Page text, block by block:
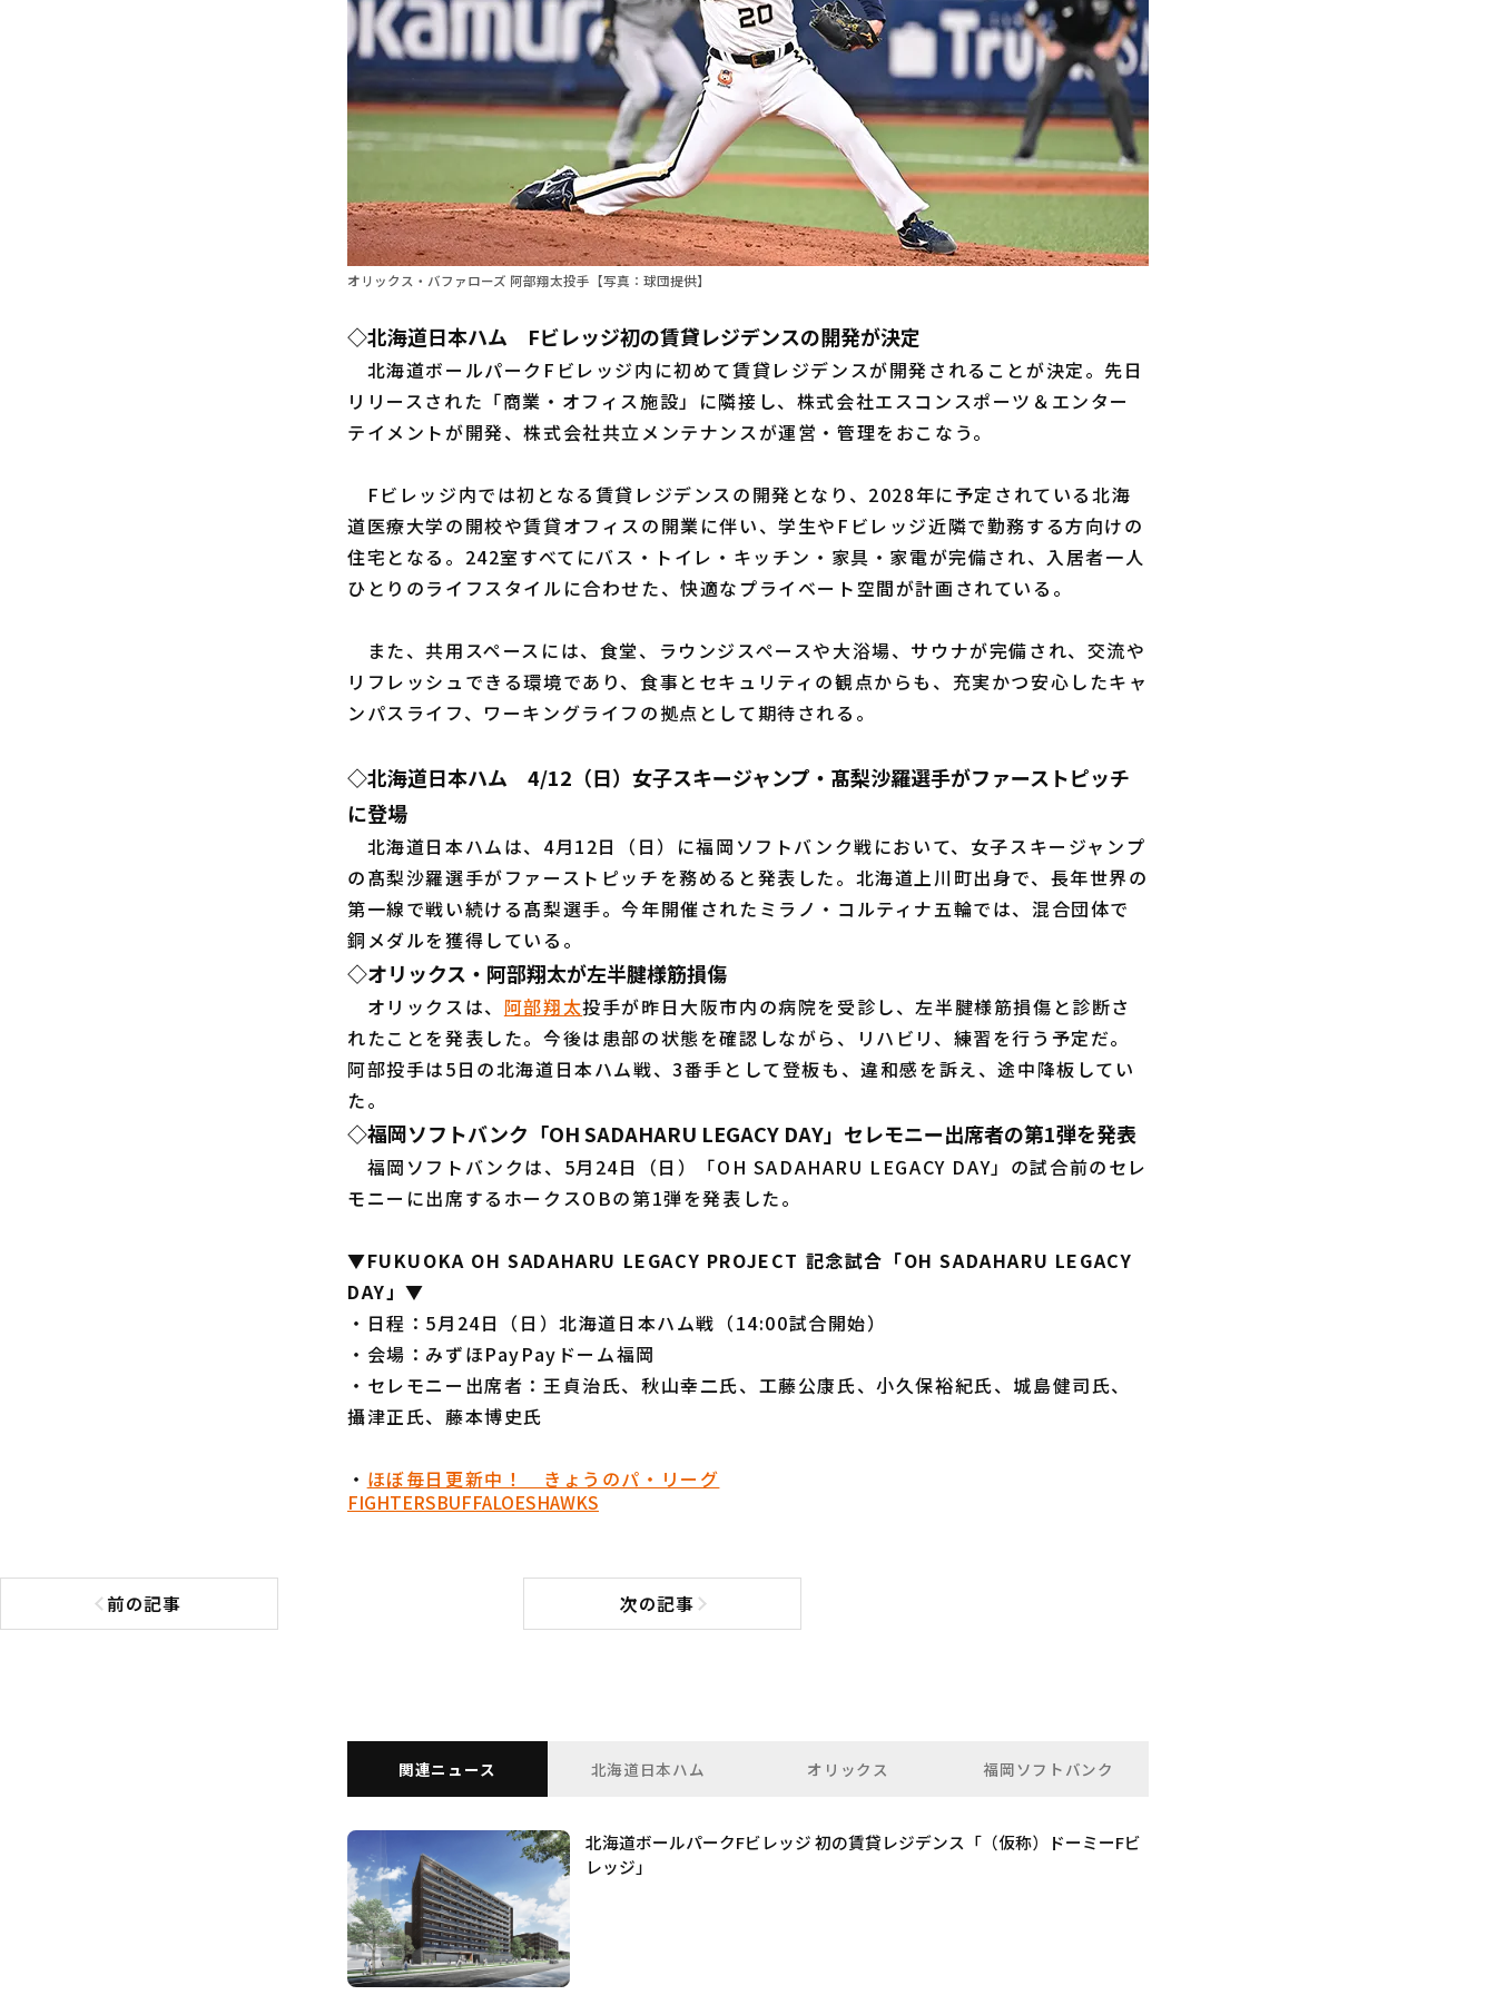
オリックス・バファローズ 阿部翔太投手【写真：球団提供】
◇北海道日本ハム Fビレッジ初の賃貸レジデンスの開発が決定
北海道ボールパークFビレッジ内に初めて賃貸レジデンスが開発されることが決定。先日
リリースされた「商業・オフィス施設」に隣接し、株式会社エスコンスポーツ＆エンター
テイメントが開発、株式会社共立メンテナンスが運営・管理をおこなう。
Fビレッジ内では初となる賃貸レジデンスの開発となり、2028年に予定されている北海
道医療大学の開校や賃貸オフィスの開業に伴い、学生やFビレッジ近隣で勤務する方向けの
住宅となる。242室すべてにバス・トイレ・キッチン・家具・家電が完備され、入居者一人
ひとりのライフスタイルに合わせた、快適なプライベート空間が計画されている。
また、共用スペースには、食堂、ラウンジスペースや大浴場、サウナが完備され、交流や
リフレッシュできる環境であり、食事とセキュリティの観点からも、充実かつ安心したキャ
ンパスライフ、ワーキングライフの拠点として期待される。
◇北海道日本ハム 4/12（日）女子スキージャンプ・髙梨沙羅選手がファーストピッチ
に登場
北海道日本ハムは、4月12日（日）に福岡ソフトバンク戦において、女子スキージャンプ
の髙梨沙羅選手がファーストピッチを務めると発表した。北海道上川町出身で、長年世界の
第一線で戦い続ける髙梨選手。今年開催されたミラノ・コルティナ五輪では、混合団体で
銅メダルを獲得している。
◇オリックス・阿部翔太が左半腱様筋損傷
オリックスは、 阿部翔太投手が昨日大阪市内の病院を受診し、左半腱様筋損傷と診断さ
れたことを発表した。今後は患部の状態を確認しながら、リハビリ、練習を行う予定だ。
阿部投手は5日の北海道日本ハム戦、3番手として登板も、違和感を訴え、途中降板してい
た。
◇福岡ソフトバンク「OH SADAHARU LEGACY DAY」セレモニー出席者の第1弾を発表
福岡ソフトバンクは、5月24日（日）「OH SADAHARU LEGACY DAY」の試合前のセレ
モニーに出席するホークスOBの第1弾を発表した。
▼FUKUOKA OH SADAHARU LEGACY PROJECT 記念試合「OH SADAHARU LEGACY
DAY」▼
・日程：5月24日（日）北海道日本ハム戦（14:00試合開始）
・会場：みずほPayPayドーム福岡
・セレモニー出席者：王貞治氏、秋山幸二氏、工藤公康氏、小久保裕紀氏、城島健司氏、
攝津正氏、藤本博史氏
・ ほぼ毎日更新中！ きょうのパ・リーグ
FIGHTERSBUFFALOESHAWKS
前の記事
前の記事へ 次の記事次の記事へ
関連ニュース 北海道日本ハム オリックス 福岡ソフトバンク
北海道ボールパークFビレッジ 初の賃貸レジデンス「（仮称）ドーミーFビ
レッジ」